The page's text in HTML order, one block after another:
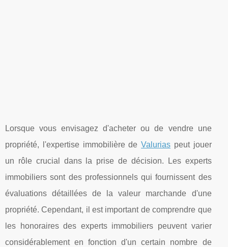
Lorsque vous envisagez d'acheter ou de vendre une
propriété, l'expertise immobilière deValurias peut jouer
un rôle crucial dans la prise de décision. Les experts
immobiliers sont des professionnels qui fournissent des
évaluations détaillées de la valeur marchande d'une
propriété. Cependant, il est important de comprendre que
les honoraires des experts immobiliers peuvent varier
considérablement en fonction d'un certain nombre de